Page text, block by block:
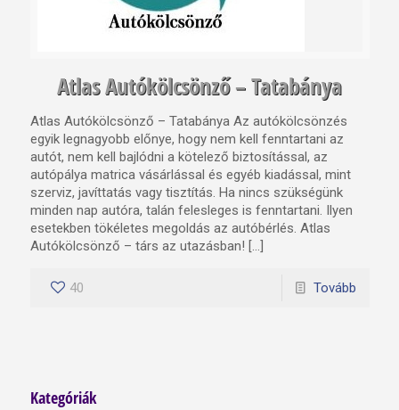
Atlas Autókölcsönző – Tatabánya
Atlas Autókölcsönző – Tatabánya Az autókölcsönzés
egyik legnagyobb előnye, hogy nem kell fenntartani az
autót, nem kell bajlódni a kötelező biztosítással, az
autópálya matrica vásárlással és egyéb kiadással, mint
szerviz, javíttatás vagy tisztítás. Ha nincs szükségünk
minden nap autóra, talán felesleges is fenntartani. Ilyen
esetekben tökéletes megoldás az autóbérlés. Atlas
Autókölcsönző – társ az utazásban! […]
40 Tovább
Kategóriák